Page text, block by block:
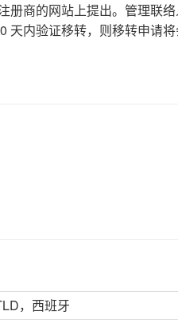
册商的网站上提出。管理联
天内验证移转，则移转申请
，西班牙